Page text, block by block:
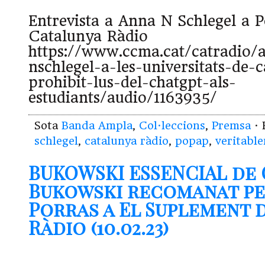
Entrevista a Anna N Schlegel a
Catalunya Ràdio
https://www.ccma.cat/catradio/
nschlegel-a-les-universitats-
prohibit-lus-del-chatgpt-als-
estudiants/audio/1163935/
Sota Banda Ampla, Col·leccions, Premsa ·
schlegel, catalunya ràdio, popap,
BUKOWSKI ESSENCIAL
Bukowski recomanat
Porras a El Suplement
Ràdio (10.02.23)